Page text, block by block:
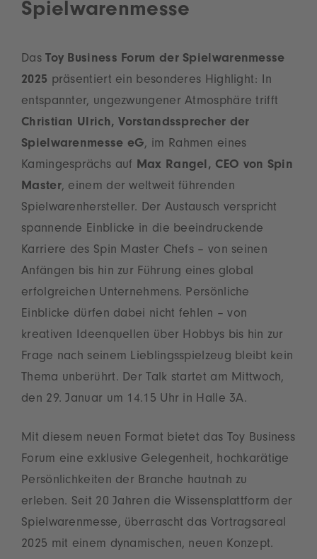
Spielwarenmesse
Das Toy Business Forum der Spielwarenmesse
2025 präsentiert ein besonderes Highlight: In
entspannter, ungezwungener Atmosphäre trifft
Christian Ulrich, Vorstandssprecher der
Spielwarenmesse eG, im Rahmen eines
Kamingesprächs auf Max Rangel, CEO von Spin
Master, einem der weltweit führenden
Spielwarenhersteller. Der Austausch verspricht
spannende Einblicke in die beeindruckende
Karriere des Spin Master Chefs – von seinen
Anfängen bis hin zur Führung eines global
erfolgreichen Unternehmens. Persönliche
Einblicke dürfen dabei nicht fehlen – von
kreativen Ideenquellen über Hobbys bis hin zur
Frage nach seinem Lieblingsspielzeug bleibt kein
Thema unberührt. Der Talk startet am Mittwoch,
den 29. Januar um 14.15 Uhr in Halle 3A.
Mit diesem neuen Format bietet das Toy Business
Forum eine exklusive Gelegenheit, hochkarätige
Persönlichkeiten der Branche hautnah zu
erleben. Seit 20 Jahren die Wissensplattform der
Spielwarenmesse, überrascht das Vortragsareal
2025 mit einem dynamischen, neuen Konzept.